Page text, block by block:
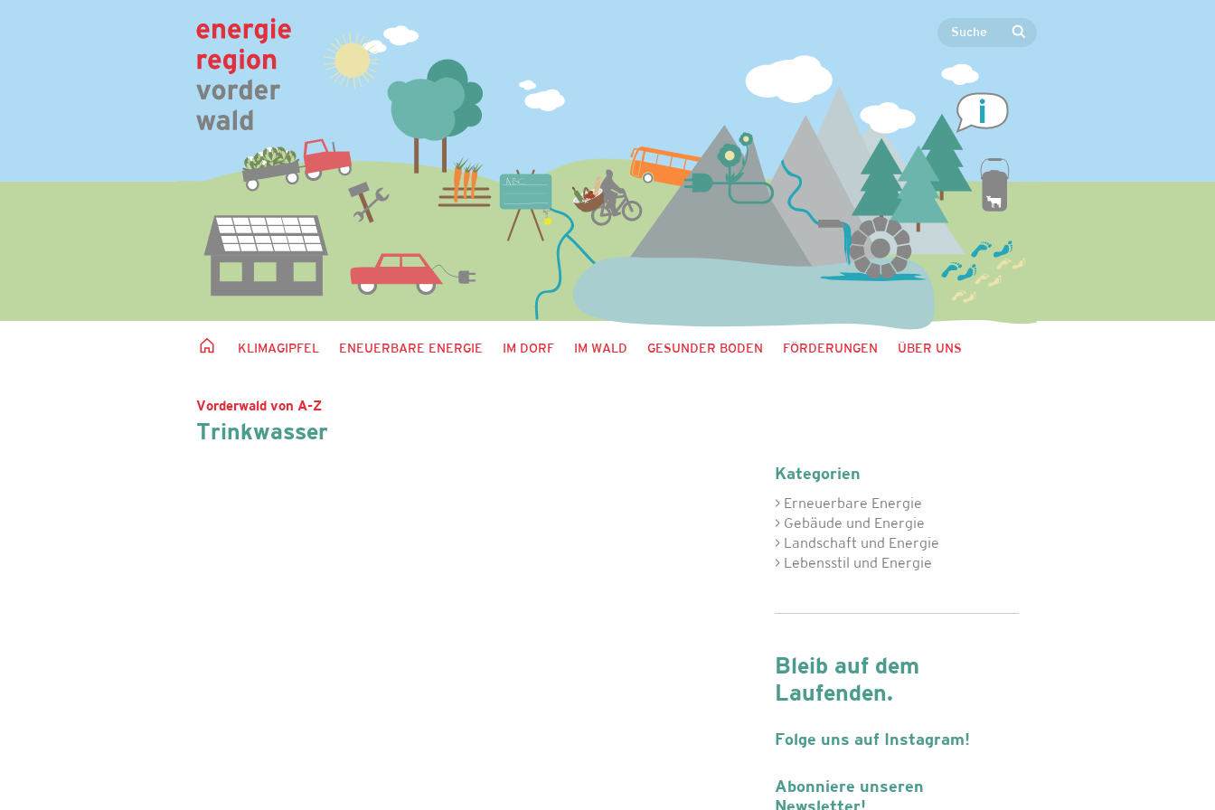
KLIMAGIPFEL ENEUERBARE ENERGIE IM DORF IM WALD GESUNDER BODEN FÖRDERUNGEN ÜBER UNS
Vorderwald von A-Z
Trinkwasser
Kategorien
> Erneuerbare Energie
> Gebäude und Energie
> Landschaft und Energie
> Lebensstil und Energie
Bleib auf dem
Laufenden.
Folge uns auf Instagram!
Abonniere unseren